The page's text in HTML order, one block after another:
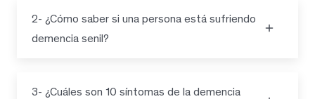
2- ¿Cómo saber si una persona está sufriendo
demencia senil?
3- ¿Cuáles son 10 síntomas de la demencia